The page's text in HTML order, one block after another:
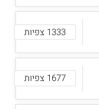
1333 צפיות
1677 צפיות